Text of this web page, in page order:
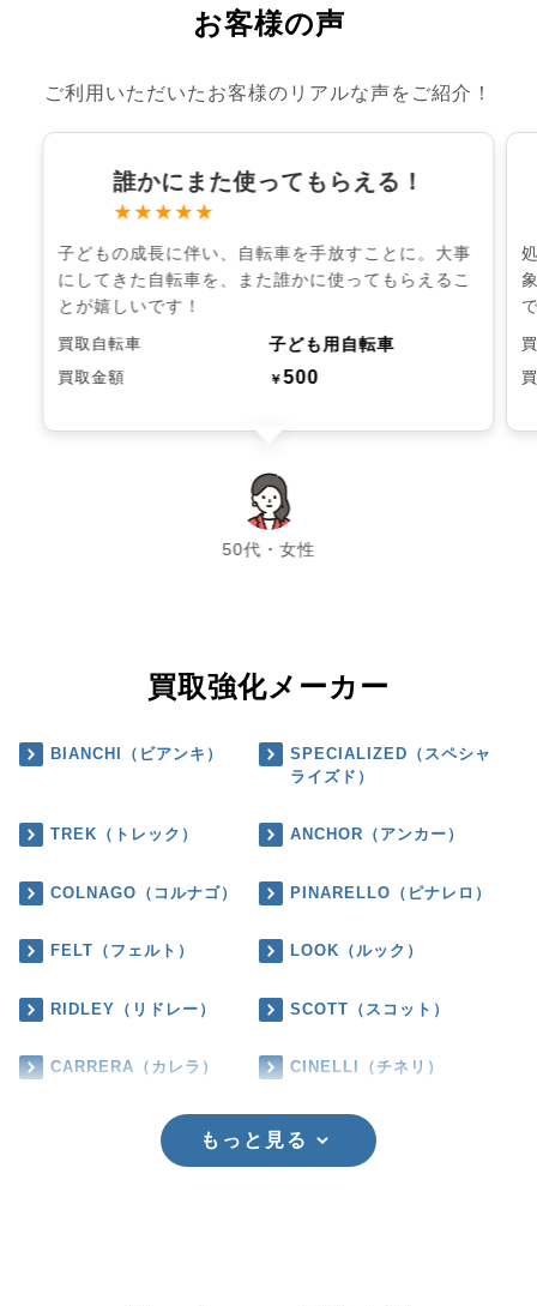
お客様の声
ご利用いただいたお客様のリアルな声をご紹介！
誰かにまた使ってもらえる！
★★★★★
子どもの成長に伴い、自転車を手放すことに。大事
にしてきた自転車を、また誰かに使ってもらえるこ
とが嬉しいです！
買取自転車 子ども用自転車
買取金額 ￥500
50代・女性
chevron_left chevron_right
買取強化メーカー
BIANCHI（ビアンキ）
SPECIALIZED（スペシャ
ライズド）
TREK（トレック） ANCHOR（アンカー）
COLNAGO（コルナゴ） PINARELLO（ピナレロ）
FELT（フェルト） LOOK（ルック）
RIDLEY（リドレー） SCOTT（スコット）
CARRERA（カレラ） CINELLI（チネリ）
もっと見る